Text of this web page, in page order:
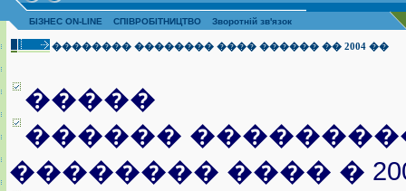
БІЗНЕС ON-LINE СПІВРОБІТНИЦТВО Зворотній зв'язок
�������� �������� ���� ������ �� 2004 ��
�����
������
�������� ���� �